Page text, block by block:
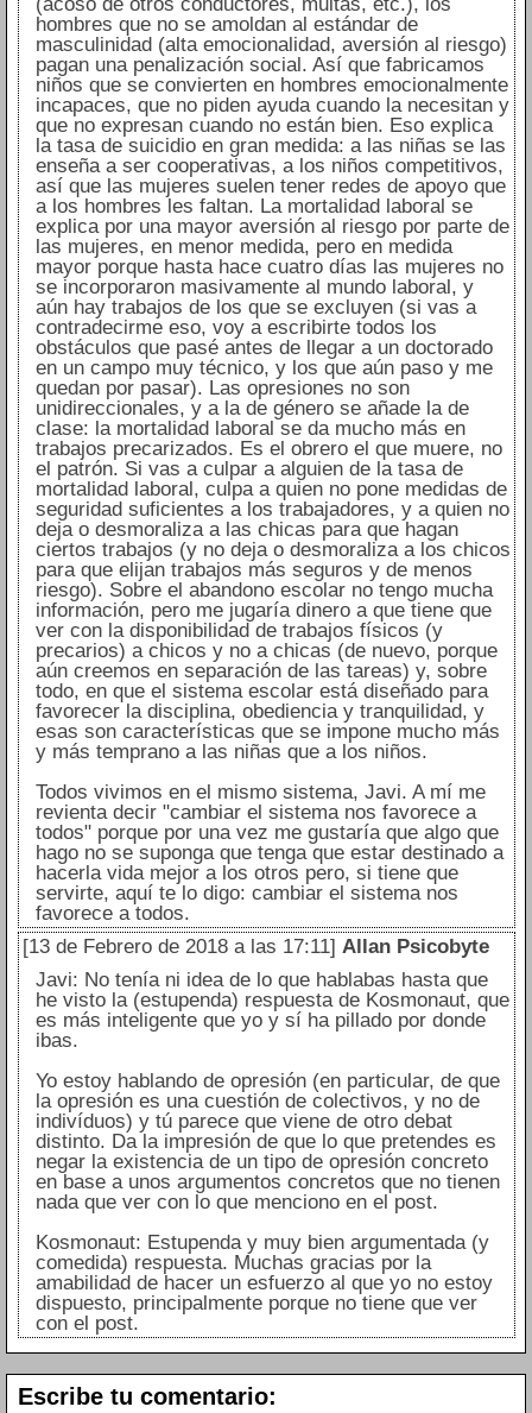
hombres que no se amoldan al estándar de
masculinidad (alta emocionalidad, aversión al riesgo)
pagan una penalización social. Así que fabricamos
niños que se convierten en hombres emocionalmente
incapaces, que no piden ayuda cuando la necesitan y
que no expresan cuando no están bien. Eso explica
la tasa de suicidio en gran medida: a las niñas se las
enseña a ser cooperativas, a los niños competitivos,
así que las mujeres suelen tener redes de apoyo que
a los hombres les faltan. La mortalidad laboral se
explica por una mayor aversión al riesgo por parte de
las mujeres, en menor medida, pero en medida
mayor porque hasta hace cuatro días las mujeres no
se incorporaron masivamente al mundo laboral, y
aún hay trabajos de los que se excluyen (si vas a
contradecirme eso, voy a escribirte todos los
obstáculos que pasé antes de llegar a un doctorado
en un campo muy técnico, y los que aún paso y me
quedan por pasar). Las opresiones no son
unidireccionales, y a la de género se añade la de
clase: la mortalidad laboral se da mucho más en
trabajos precarizados. Es el obrero el que muere, no
el patrón. Si vas a culpar a alguien de la tasa de
mortalidad laboral, culpa a quien no pone medidas de
seguridad suficientes a los trabajadores, y a quien no
deja o desmoraliza a las chicas para que hagan
ciertos trabajos (y no deja o desmoraliza a los chicos
para que elijan trabajos más seguros y de menos
riesgo). Sobre el abandono escolar no tengo mucha
información, pero me jugaría dinero a que tiene que
ver con la disponibilidad de trabajos físicos (y
precarios) a chicos y no a chicas (de nuevo, porque
aún creemos en separación de las tareas) y, sobre
todo, en que el sistema escolar está diseñado para
favorecer la disciplina, obediencia y tranquilidad, y
esas son características que se impone mucho más
y más temprano a las niñas que a los niños.
Todos vivimos en el mismo sistema, Javi. A mí me
revienta decir "cambiar el sistema nos favorece a
todos" porque por una vez me gustaría que algo que
hago no se suponga que tenga que estar destinado a
hacerla vida mejor a los otros pero, si tiene que
servirte, aquí te lo digo: cambiar el sistema nos
favorece a todos.
[13 de Febrero de 2018 a las 17:11] Allan Psicobyte
Javi: No tenía ni idea de lo que hablabas hasta que
he visto la (estupenda) respuesta de Kosmonaut, que
es más inteligente que yo y sí ha pillado por donde
ibas.
Yo estoy hablando de opresión (en particular, de que
la opresión es una cuestión de colectivos, y no de
indivíduos) y tú parece que viene de otro debat
distinto. Da la impresión de que lo que pretendes es
negar la existencia de un tipo de opresión concreto
en base a unos argumentos concretos que no tienen
nada que ver con lo que menciono en el post.
Kosmonaut: Estupenda y muy bien argumentada (y
comedida) respuesta. Muchas gracias por la
amabilidad de hacer un esfuerzo al que yo no estoy
dispuesto, principalmente porque no tiene que ver
con el post.
Escribe tu comentario: